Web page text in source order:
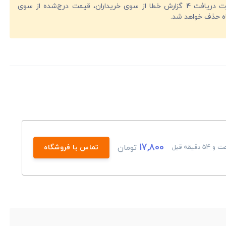
در صورت دریافت 4 گزارش خطا از سوی خریداران، قیمت درج‌شده از سوی
حذف خواهد شد.
17,800 تومان تماس با فروشگاه